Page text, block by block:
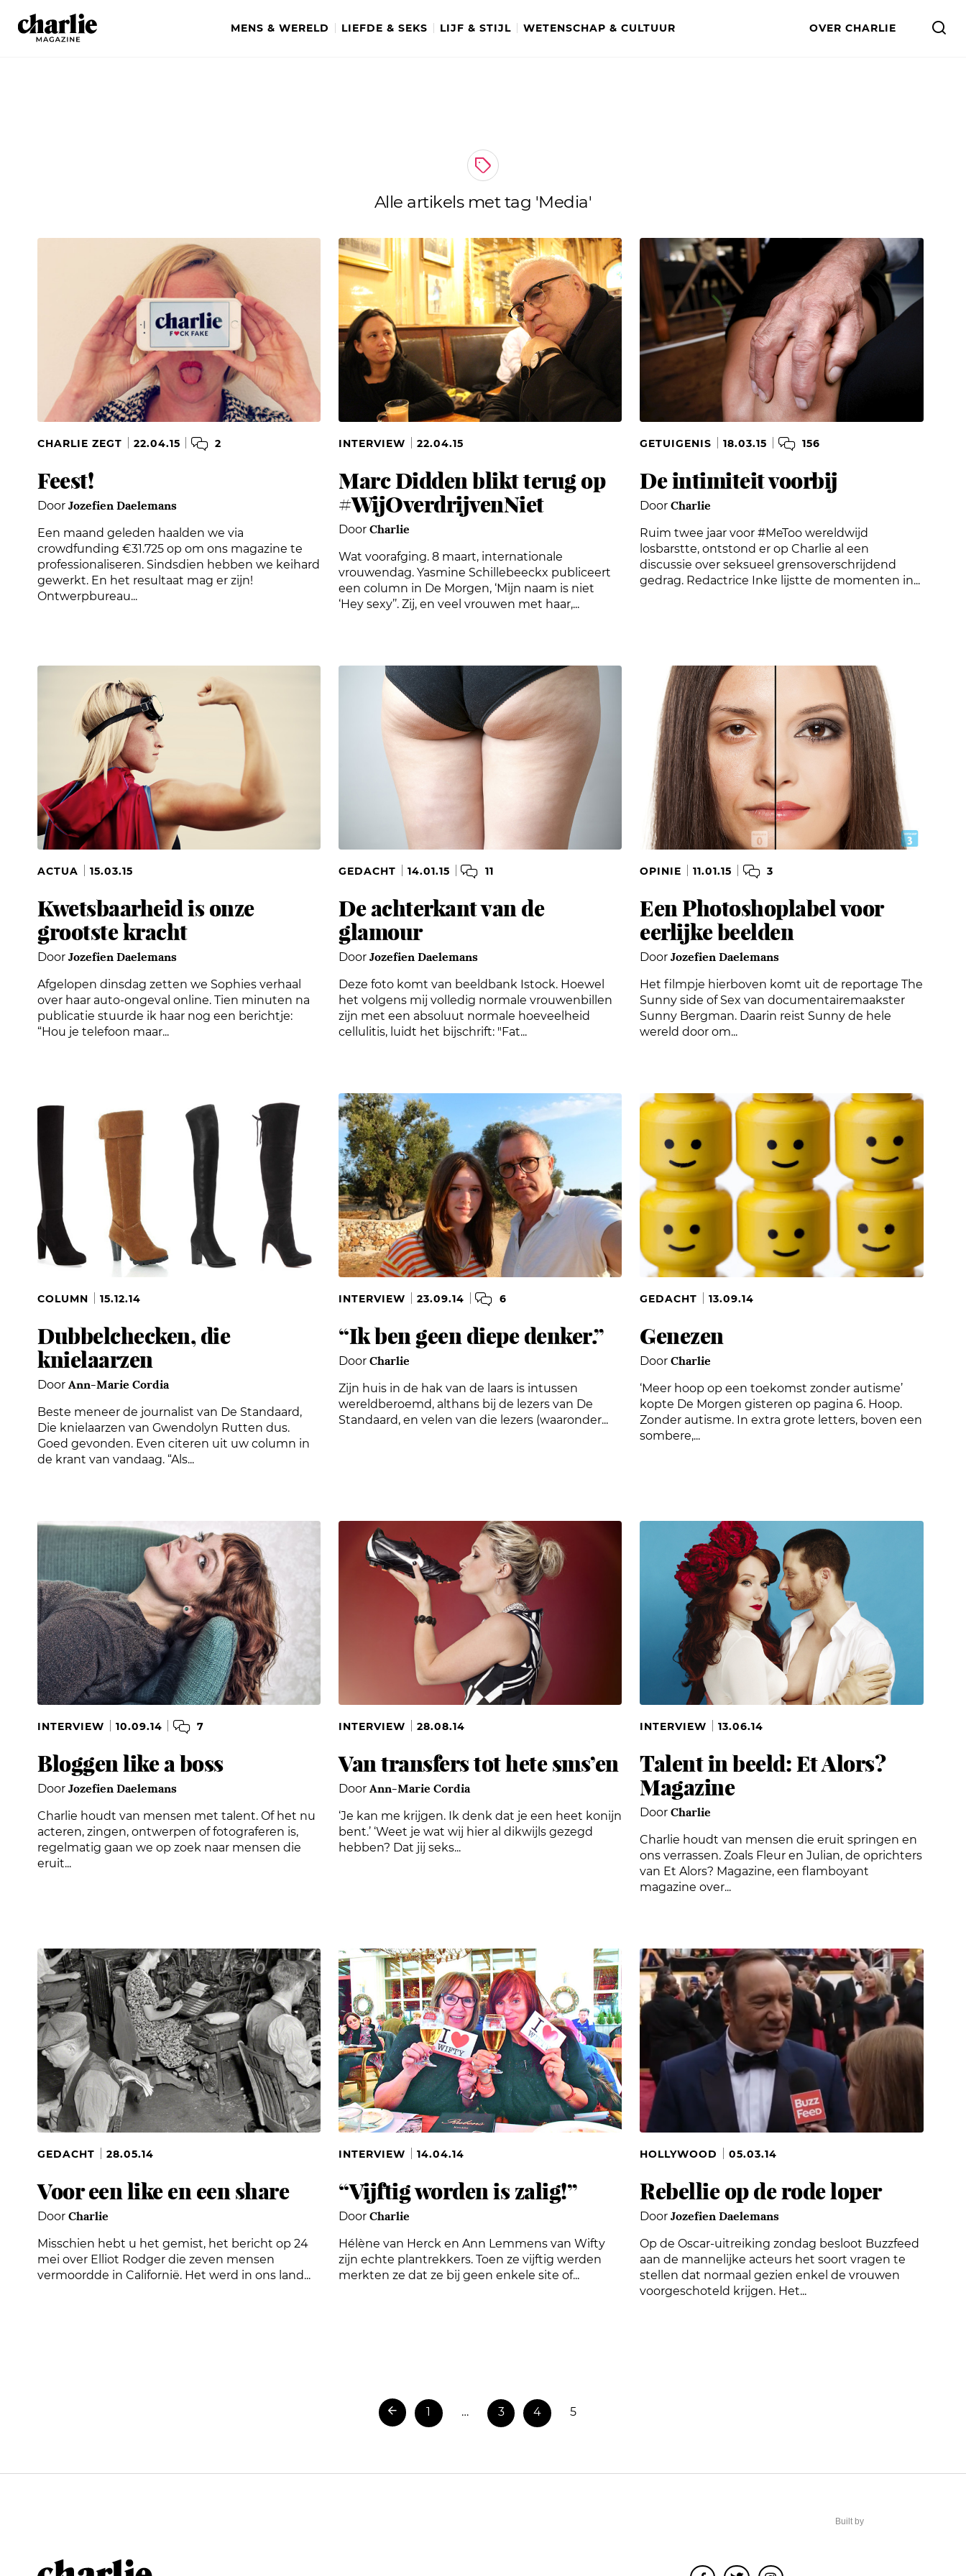
MENS & WERELD LIEFDE & SEKS LIJF & STIJL WETENSCHAP & CULTUUR OVER CHARLIE
Alle artikels met tag 'Media'
CHARLIE ZEGT 22.04.15 2
Feest!
Door Jozefien Daelemans
Een maand geleden haalden we via
crowdfunding €31.725 op om ons magazine te
professionaliseren. Sindsdien hebben we keihard
gewerkt. En het resultaat mag er zijn!
Ontwerpbureau...
INTERVIEW 22.04.15
Marc Didden blikt terug op
#WijOverdrijvenNiet
Door Charlie
Wat voorafging. 8 maart, internationale
vrouwendag. Yasmine Schillebeeckx publiceert
een column in De Morgen, ‘Mijn naam is niet
‘Hey sexy’’. Zij, en veel vrouwen met haar,...
GETUIGENIS 18.03.15 156
De intimiteit voorbij
Door Charlie
Ruim twee jaar voor #MeToo wereldwijd
losbarstte, ontstond er op Charlie al een
discussie over seksueel grensoverschrijdend
gedrag. Redactrice Inke lijstte de momenten in...
ACTUA 15.03.15
Kwetsbaarheid is onze
grootste kracht
Door Jozefien Daelemans
Afgelopen dinsdag zetten we Sophies verhaal
over haar auto-ongeval online. Tien minuten na
publicatie stuurde ik haar nog een berichtje:
“Hou je telefoon maar...
GEDACHT 14.01.15 11
De achterkant van de
glamour
Door Jozefien Daelemans
Deze foto komt van beeldbank Istock. Hoewel
het volgens mij volledig normale vrouwenbillen
zijn met een absoluut normale hoeveelheid
cellulitis, luidt het bijschrift: "Fat...
OPINIE 11.01.15 3
Een Photoshoplabel voor
eerlijke beelden
Door Jozefien Daelemans
Het filmpje hierboven komt uit de reportage The
Sunny side of Sex van documentairemaakster
Sunny Bergman. Daarin reist Sunny de hele
wereld door om...
COLUMN 15.12.14
Dubbelchecken, die
knielaarzen
Door Ann-Marie Cordia
Beste meneer de journalist van De Standaard,
Die knielaarzen van Gwendolyn Rutten dus.
Goed gevonden. Even citeren uit uw column in
de krant van vandaag. “Als...
INTERVIEW 23.09.14 6
“Ik ben geen diepe denker.”
Door Charlie
Zijn huis in de hak van de laars is intussen
wereldberoemd, althans bij de lezers van De
Standaard, en velen van die lezers (waaronder...
GEDACHT 13.09.14
Genezen
Door Charlie
‘Meer hoop op een toekomst zonder autisme’
kopte De Morgen gisteren op pagina 6. Hoop.
Zonder autisme. In extra grote letters, boven een
sombere,...
INTERVIEW 10.09.14 7
Bloggen like a boss
Door Jozefien Daelemans
Charlie houdt van mensen met talent. Of het nu
acteren, zingen, ontwerpen of fotograferen is,
regelmatig gaan we op zoek naar mensen die
eruit...
INTERVIEW 28.08.14
Van transfers tot hete sms’en
Door Ann-Marie Cordia
‘Je kan me krijgen. Ik denk dat je een heet konijn
bent.’ ‘Weet je wat wij hier al dikwijls gezegd
hebben? Dat jij seks...
INTERVIEW 13.06.14
Talent in beeld: Et Alors?
Magazine
Door Charlie
Charlie houdt van mensen die eruit springen en
ons verrassen. Zoals Fleur en Julian, de oprichters
van Et Alors? Magazine, een flamboyant
magazine over...
GEDACHT 28.05.14
Voor een like en een share
Door Charlie
Misschien hebt u het gemist, het bericht op 24
mei over Elliot Rodger die zeven mensen
vermoordde in Californië. Het werd in ons land...
INTERVIEW 14.04.14
“Vijftig worden is zalig!”
Door Charlie
Hélène van Herck en Ann Lemmens van Wifty
zijn echte plantrekkers. Toen ze vijftig werden
merkten ze dat ze bij geen enkele site of...
HOLLYWOOD 05.03.14
Rebellie op de rode loper
Door Jozefien Daelemans
Op de Oscar-uitreiking zondag besloot Buzzfeed
aan de mannelijke acteurs het soort vragen te
stellen dat normaal gezien enkel de vrouwen
voorgeschoteld krijgen. Het...
1 … 3 4 5
Built by